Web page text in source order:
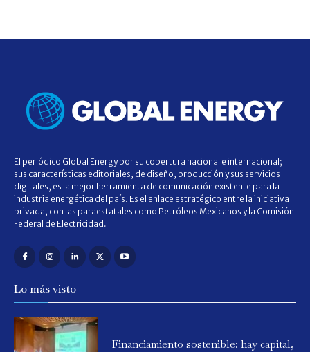
El periódico Global Energy por su cobertura nacional e internacional;
sus características editoriales, de diseño, producción y sus servicios
digitales, es la mejor herramienta de comunicación existente para la
industria energética del país. Es el enlace estratégico entre la iniciativa
privada, con las paraestatales como Petróleos Mexicanos y la Comisión
Federal de Electricidad.
Lo más visto
Financiamiento sostenible: hay capital,